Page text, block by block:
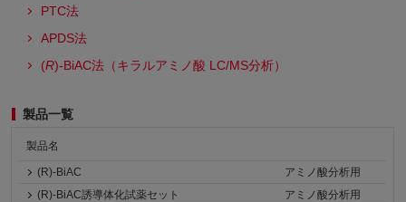
PTC法
APDS法
(R)-BiAC法（キラルアミノ酸 LC/MS分析）
製品一覧
製品名
(R)-BiAC
アミノ酸分析用
(R)-BiAC誘導体化試薬セット
アミノ酸分析用